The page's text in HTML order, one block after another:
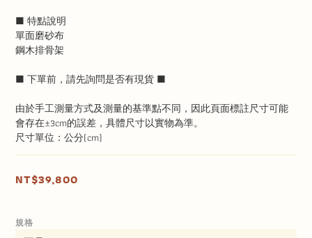
■ 特點說明
單面磨砂布
鋼木排骨架
■ 下單前，請先詢問是否有現貨 ■
由於手工測量方式及測量的基準點不同，因此頁面標註尺寸可能
會存在±3cm的誤差，具體尺寸以實物為準。
尺寸單位：公分(cm)
NT$39,800
規格